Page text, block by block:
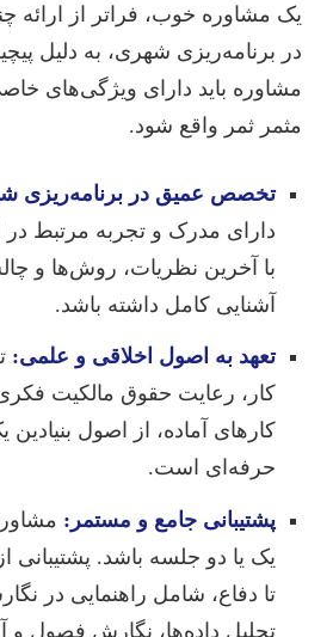
یک مشاوره خوب، فراتر از ارائه
در برنامه‌ریزی شهری، به دلیل
مشاوره باید دارای ویژگی‌های
مثمر ثمر واقع شود.
تخصص عمیق در برنامه‌ریزی
دارای مدرک و تجربه مرتبط در
با آخرین نظریات، روش‌ها و
آشنایی کامل داشته باشد.
تعهد به اصول اخلاقی و علمی:
کار، رعایت حقوق مالکیت
کارهای آماده، از اصول
حرفه‌ای است.
پشتیبانی جامع و مستمر:
یک یا دو جلسه باشد. پشتیبانی
تا دفاع، شامل راهنمایی در
تحلیل داده‌ها، نگارش فصول و